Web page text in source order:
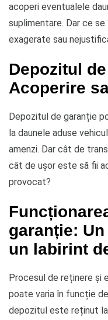
acoperi eventualele
suplimentare. Dar ce
exagerate sau
Depozitul
Acoperire
Depozitul de garanție
la daunele aduse
amenzi. Dar cât de
cât de ușor este să fii
provocat?
garanție:
un labirint
Procesul de reținere și
poate varia în funcție
depozitul este reținut